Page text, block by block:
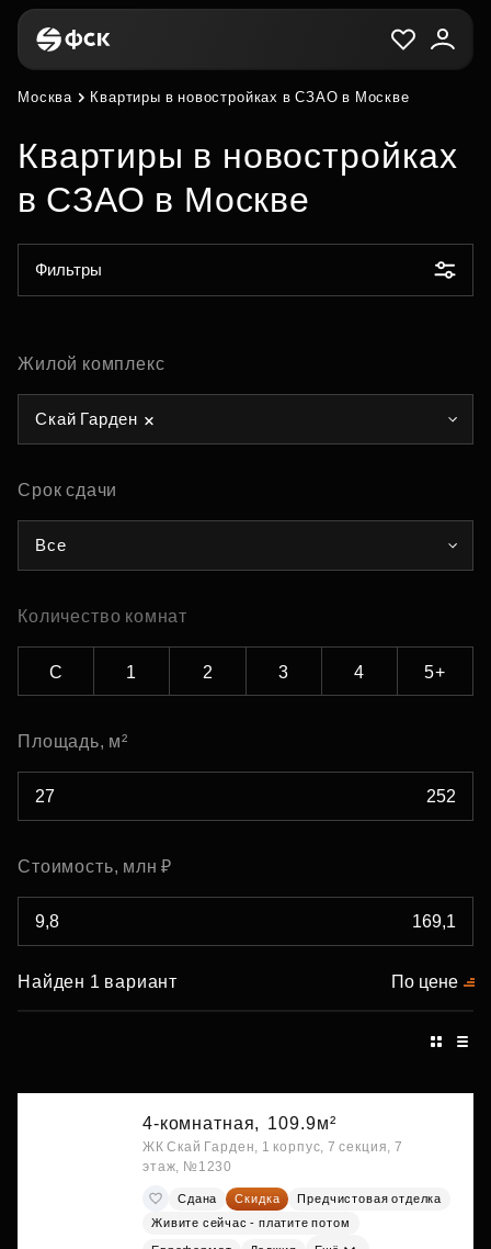
Москва Квартиры в новостройках в СЗАО в Москве
Квартиры в новостройках
в СЗАО в Москве
Фильтры
Жилой комплекс
Скай Гарден
Срок сдачи
Все
Количество комнат
С 1 2 3 4 5+
Площадь, м²
Стоимость, млн ₽
Найден 1 вариант По цене
4-комнатная, 109.9м²
ЖК Скай Гарден, 1 корпус, 7 секция, 7
этаж, №1230
Сдана Скидка
Предчистовая отделка
Живите сейчас - платите потом